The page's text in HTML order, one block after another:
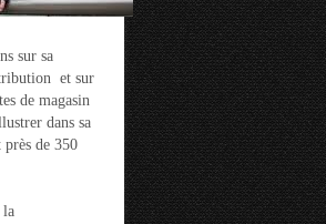
sur sa
et sur
de magasin
dans sa
près de 350
la